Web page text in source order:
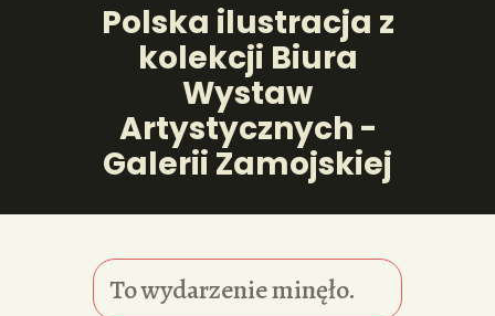
Polska ilustracja z
kolekcji Biura
Wystaw
Artystycznych -
Galerii Zamojskiej
AKTUALNOŚCI
WYDARZENIA
ARTYKUŁY
INSPIRACJE
KSIĄŻKI
PORTFOLIA
To wydarzenie minęło.